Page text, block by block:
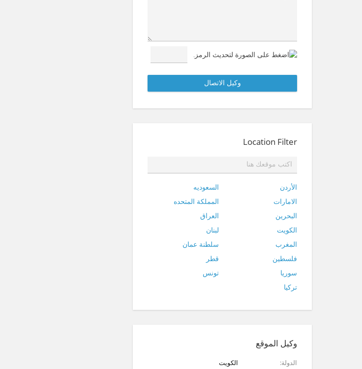
Location Filter
الأردن
السعوديه
الامارات
المملكة المتحده
البحرين
العراق
الكويت
لبنان
المغرب
سلطنة عمان
فلسطين
قطر
سوريا
تونس
تركيا
وكيل الموقع
الدولة الكويت